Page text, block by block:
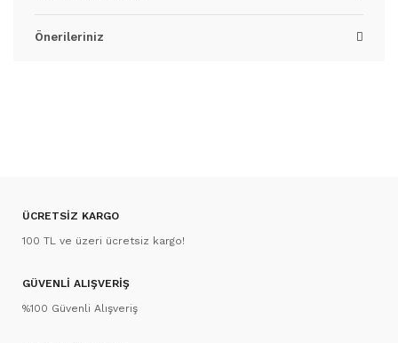
Önerileriniz
ÜCRETSİZ KARGO
100 TL ve üzeri ücretsiz kargo!
GÜVENLİ ALIŞVERİŞ
%100 Güvenli Alışveriş